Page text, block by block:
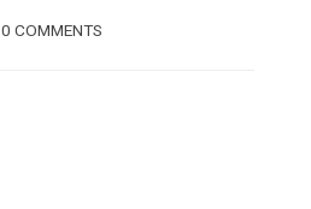
0 COMMENTS